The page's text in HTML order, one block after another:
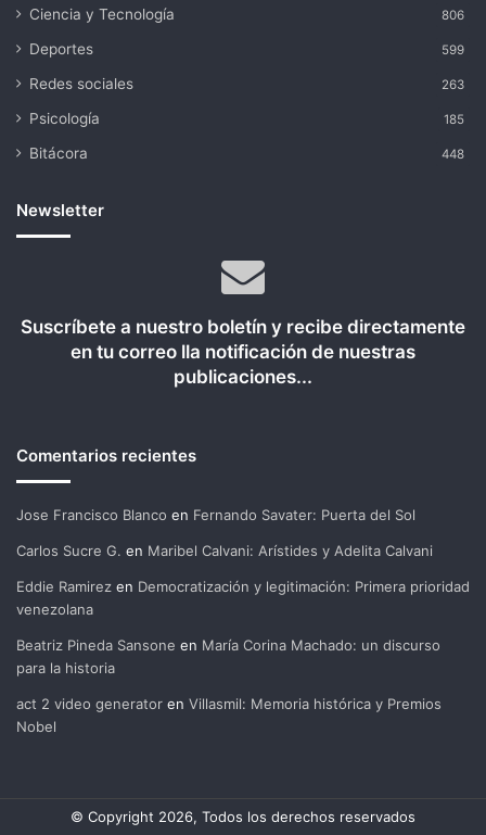
Ciencia y Tecnología 806
Deportes 599
Redes sociales 263
Psicología 185
Bitácora 448
Newsletter
Suscríbete a nuestro boletín y recibe directamente
en tu correo lla notificación de nuestras
publicaciones...
Comentarios recientes
Jose Francisco Blanco en Fernando Savater: Puerta del Sol
Carlos Sucre G. en Maribel Calvani: Arístides y Adelita Calvani
Eddie Ramirez en Democratización y legitimación: Primera prioridad
venezolana
Beatriz Pineda Sansone en María Corina Machado: un discurso
para la historia
act 2 video generator en Villasmil: Memoria histórica y Premios
Nobel
© Copyright 2026, Todos los derechos reservados